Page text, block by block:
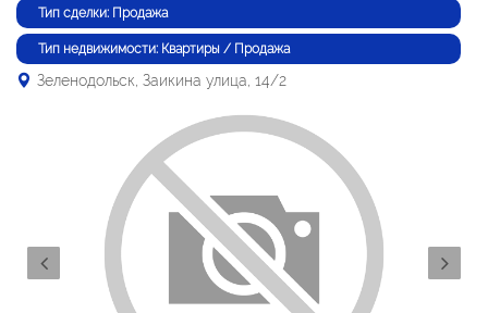
Тип сделки: Продажа
Тип недвижимости: Квартиры / Продажа
Зеленодольск, Заикина улица, 14/2